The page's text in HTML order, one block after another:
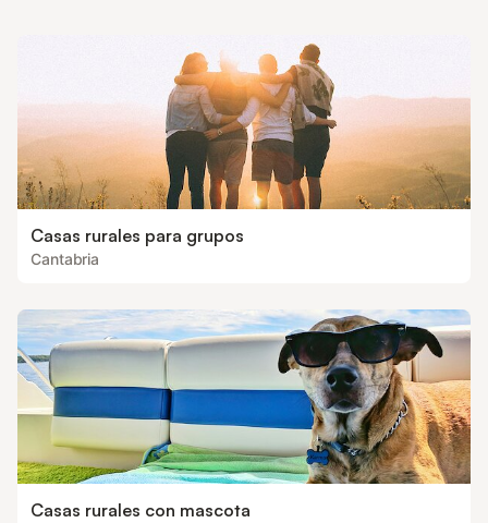
Casas rurales para grupos
Cantabria
Casas rurales con mascota